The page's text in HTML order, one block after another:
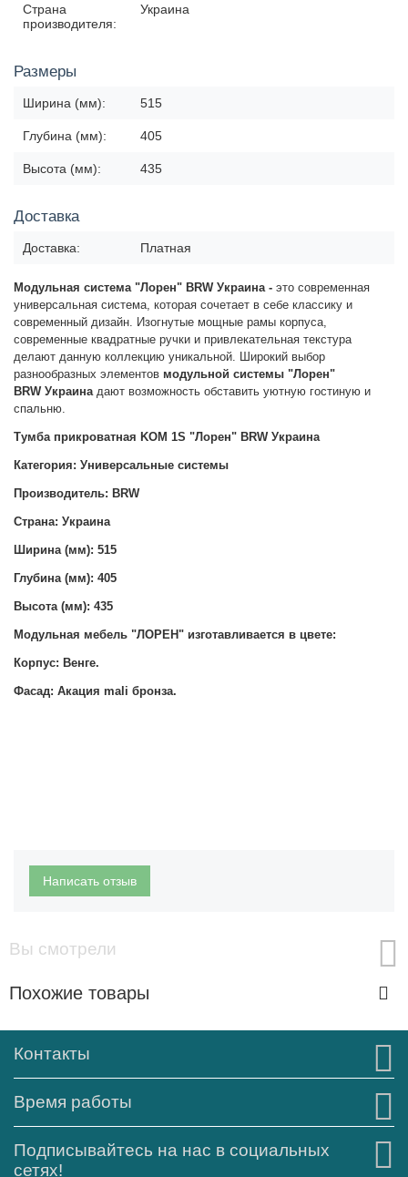
Страна
производителя:
Украина
Размеры
Ширина (мм): 515
Глубина (мм): 405
Высота (мм): 435
Доставка
Доставка: Платная
Модульная система "Лорен" BRW Украина - это современная
универсальная система, которая сочетает в себе классику и
современный дизайн. Изогнутые мощные рамы корпуса,
современные квадратные ручки и привлекательная текстура
делают данную коллекцию уникальной. Широкий выбор
разнообразных элементов модульной системы "Лорен"
BRW Украина дают возможность обставить уютную гостиную и
спальню.
Тумба прикроватная KOM 1S "Лорен" BRW Украина
Категория: Универсальные системы
Производитель: BRW
Страна: Украина
Ширина (мм): 515
Глубина (мм): 405
Высота (мм): 435
Модульная мебель "ЛОРЕН" изготавливается в цвете:
Корпус: Венге.
Фасад: Акация mali бронза.
Написать отзыв
Вы смотрели
Похожие товары
Контакты
Время работы
Подписывайтесь на нас в социальных
сетях!